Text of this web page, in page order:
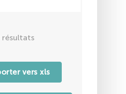
résultats